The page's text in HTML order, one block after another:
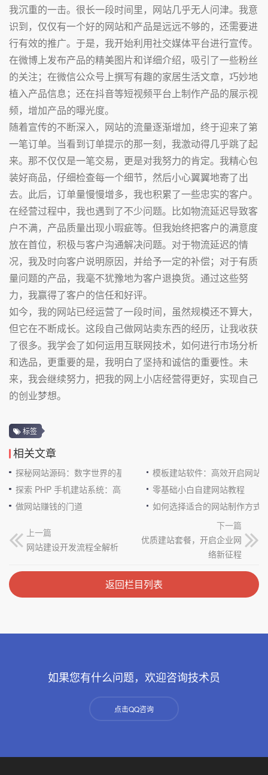
我沉重的一击。很长一段时间里，网站几乎无人问津。我意
识到，仅仅有一个好的网站和产品是远远不够的，还需要进
行有效的推广。于是，我开始利用社交媒体平台进行宣传。
在微博上发布产品的精美图片和详细介绍，吸引了一些粉丝
的关注；在微信公众号上撰写有趣的家居生活文章，巧妙地
植入产品信息；还在抖音等短视频平台上制作产品的展示视
频，增加产品的曝光度。
随着宣传的不断深入，网站的流量逐渐增加，终于迎来了第
一笔订单。当看到订单提示的那一刻，我激动得几乎跳了起
来。那不仅仅是一笔交易，更是对我努力的肯定。我精心包
装好商品，仔细检查每一个细节，然后小心翼翼地寄了出
去。此后，订单量慢慢增多，我也积累了一些忠实的客户。
在经营过程中，我也遇到了不少问题。比如物流延迟导致客
户不满，产品质量出现小瑕疵等。但我始终把客户的满意度
放在首位，积极与客户沟通解决问题。对于物流延迟的情
况，我及时向客户说明原因，并给予一定的补偿；对于有质
量问题的产品，我毫不犹豫地为客户退换货。通过这些努
力，我赢得了客户的信任和好评。
如今，我的网站已经运营了一段时间，虽然规模还不算大，
但它在不断成长。这段自己做网站卖东西的经历，让我收获
了很多。我学会了如何运用互联网技术，如何进行市场分析
和选品，更重要的是，我明白了坚持和诚信的重要性。未
来，我会继续努力，把我的网上小店经营得更好，实现自己
的创业梦想。
标签
相关文章
探秘网站源码：数字世界的基石
模板建站软件：高效开启网站
探索 PHP 手机建站系统：高效与便捷的完美结合零基础小白自建网站教程
做网站赚钱的门道
如何选择适合的网站制作方式
上一篇
网站建设开发流程全解析
下一篇
优质建站套餐，开启企业网
络新征程
返回栏目列表
如果您有什么问题，欢迎咨询技术员
点击QQ咨询